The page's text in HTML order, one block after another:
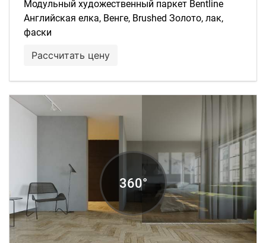
Модульный художественный паркет Bentline
Английская елка, Венге, Brushed Золото, лак,
фаски
Рассчитать цену